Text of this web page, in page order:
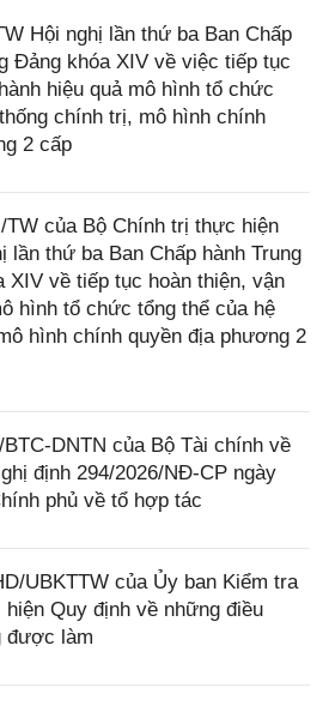
Hội nghị lần thứ ba Ban Chấp
Đảng khóa XIV về việc tiếp tục
hiệu quả mô hình tổ chức
chính trị, mô hình chính
2 cấp
TW của Bộ Chính trị thực hiện
lần thứ ba Ban Chấp hành Trung
XIV về tiếp tục hoàn thiện, vận
hình tổ chức tổng thể của hệ
hình chính quyền địa phương 2
BTC-DNTN của Bộ Tài chính về
định 294/2026/NĐ-CP ngày
phủ về tổ hợp tác
UBKTTW của Ủy ban Kiểm tra
Quy định về những điều
được làm